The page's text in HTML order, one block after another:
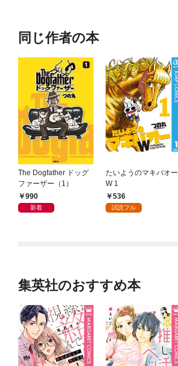
同じ作者の本
The Dogfather ドッグ
ファーザー（1）
990
新着
たいようのマキバオー
W 1
536
試読フル
集英社のおすすめ本